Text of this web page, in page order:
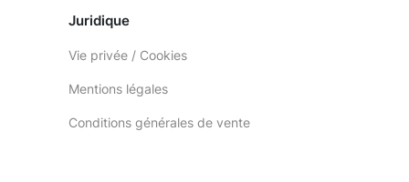
Juridique
Vie privée / Cookies
Mentions légales
Conditions générales de vente